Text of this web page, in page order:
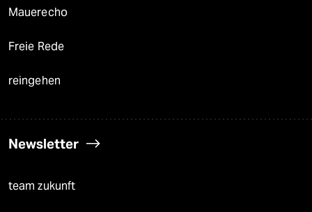
Mauerecho
Freie Rede
reingehen
Newsletter
team zukunft